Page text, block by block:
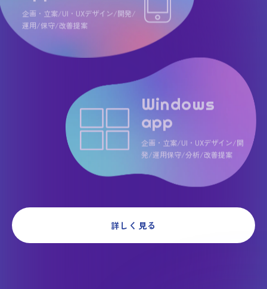
企画・立案/UI・UXデザイン/開発/
運用/保守/改善提案
Windows
app
企画・立案/UI・UXデザイン/開
発/運用保守/分析/改善提案
詳しく見る